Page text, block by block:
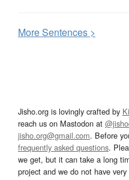
MoreSentences >
Jisho.org is lovingly crafted by
reach us on Mastodon at
jisho.org@gmail.com. Before
frequently asked questions.
we get, but it can take a long
project and we do not have